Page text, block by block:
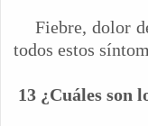
Fiebre, dolor
todos estos
13 ¿Cuáles son